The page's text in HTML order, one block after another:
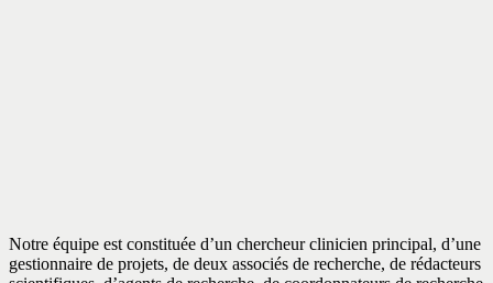
Notre équipe est constituée d’un chercheur clinicien principal, d’une
gestionnaire de projets, de deux associés de recherche, de rédacteurs